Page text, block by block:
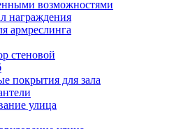
возможностями
награждения
армреслинга
стеновой
покрытия для зала
улица